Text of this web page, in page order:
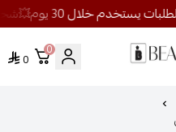
0
0